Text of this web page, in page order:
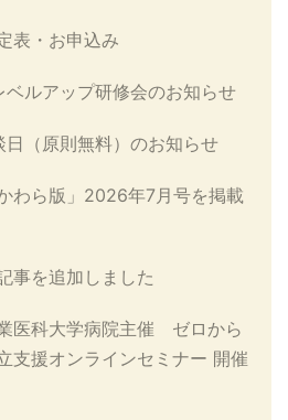
表・お申込み
ルアップ研修会のお知らせ
（原則無料）のお知らせ
わら版」2026年7月号を掲載
事を追加しました
医科大学病院主催 ゼロから
支援オンラインセミナー 開催